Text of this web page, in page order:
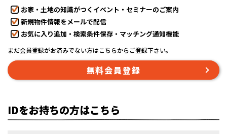
お家・土地の知識がつくイベント・セミナーのご案内
新規物件情報をメールで配信
お気に入り追加・検索条件保存・マッチング通知機能
まだ会員登録がお済みでない方はこちらからご登録下さい。
無料会員登録
IDをお持ちの方はこちら